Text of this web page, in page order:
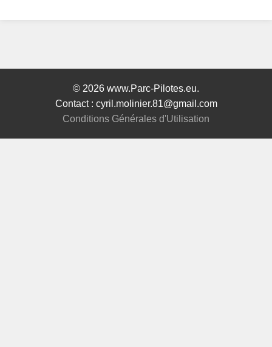
© 2026 www.Parc-Pilotes.eu.
Contact : cyril.molinier.81@gmail.com
Conditions Générales d'Utilisation